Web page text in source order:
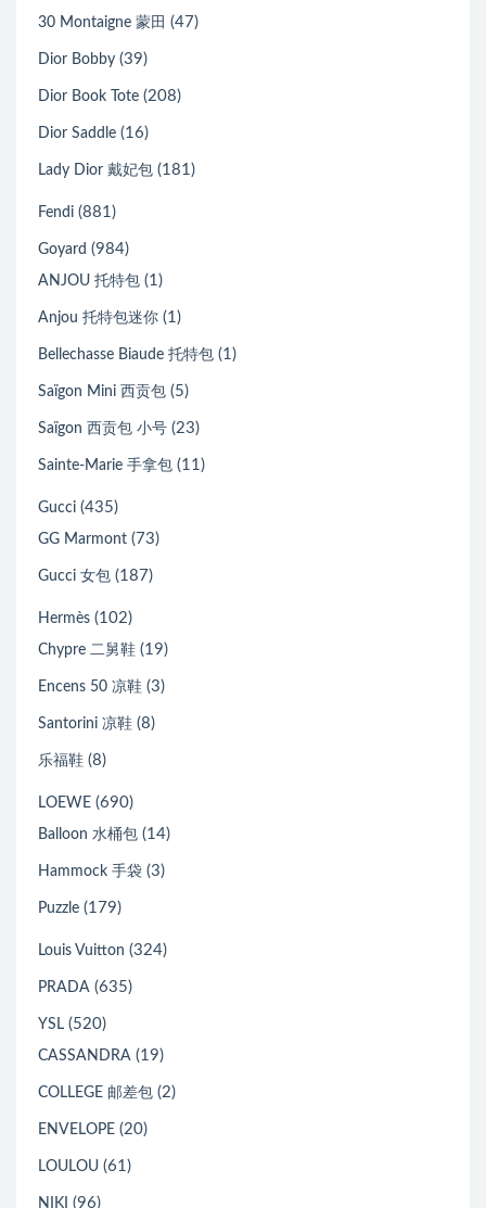
30 Montaigne 蒙田 (47)
Dior Bobby (39)
Dior Book Tote (208)
Dior Saddle (16)
Lady Dior 戴妃包 (181)
Fendi (881)
Goyard (984)
ANJOU 托特包 (1)
Anjou 托特包迷你 (1)
Bellechasse Biaude 托特包 (1)
Saïgon Mini 西贡包 (5)
Saïgon 西贡包 小号 (23)
Sainte-Marie 手拿包 (11)
Gucci (435)
GG Marmont (73)
Gucci 女包 (187)
Hermès (102)
Chypre 二舅鞋 (19)
Encens 50 凉鞋 (3)
Santorini 凉鞋 (8)
乐福鞋 (8)
LOEWE (690)
Balloon 水桶包 (14)
Hammock 手袋 (3)
Puzzle (179)
Louis Vuitton (324)
PRADA (635)
YSL (520)
CASSANDRA (19)
COLLEGE 邮差包 (2)
ENVELOPE (20)
LOULOU (61)
NIKI (96)